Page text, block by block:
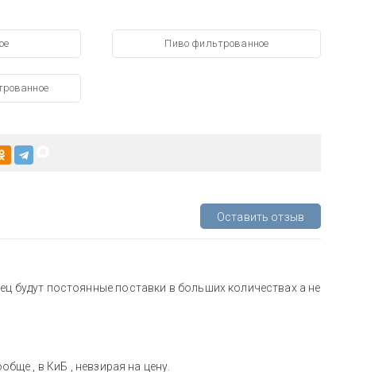
Пиво фильтрованное
Оставить отзыв
будут постоянные поставки в больших количествах а не
, в КиБ , невзирая на цену.